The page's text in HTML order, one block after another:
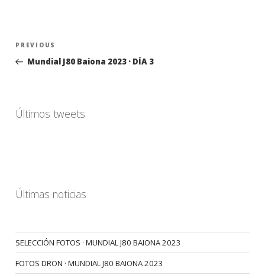
Navegación
entradas
Previous
Post
PREVIOUS
Mundial J80 Baiona 2023 · DÍA 3
Últimos tweets
Últimas noticias
SELECCIÓN FOTOS · MUNDIAL J80 BAIONA 2023
FOTOS DRON · MUNDIAL J80 BAIONA 2023